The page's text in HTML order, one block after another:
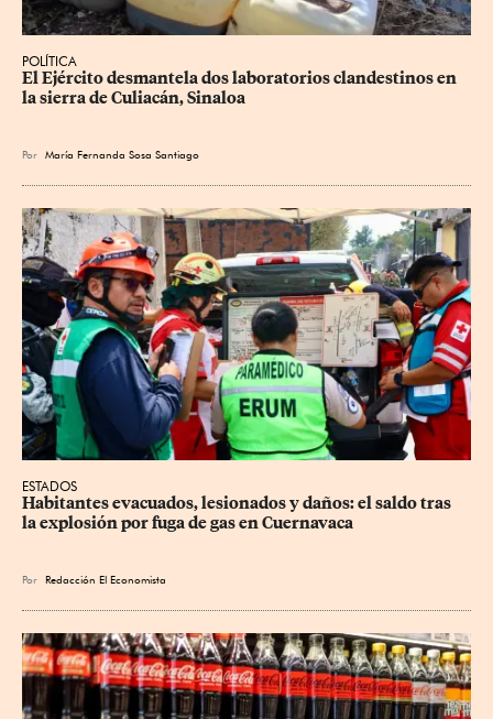
POLÍTICA
El Ejército desmantela dos laboratorios clandestinos en
la sierra de Culiacán, Sinaloa
Por María Fernanda Sosa Santiago
ESTADOS
Habitantes evacuados, lesionados y daños: el saldo tras
la explosión por fuga de gas en Cuernavaca
Por Redacción El Economista